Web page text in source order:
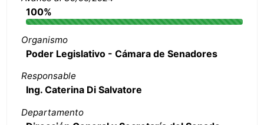
100%
Organismo
Poder Legislativo - Cámara de Senadores
Responsable
Ing. Caterina Di Salvatore
Departamento